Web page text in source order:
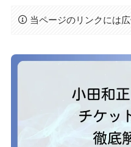
当ページのリンクには